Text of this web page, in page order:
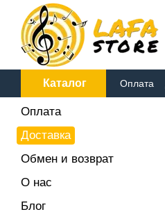
Перейти к основному контенту
Каталог Оплата
Оплата
Доставка
Обмен и возврат
О нас
Блог